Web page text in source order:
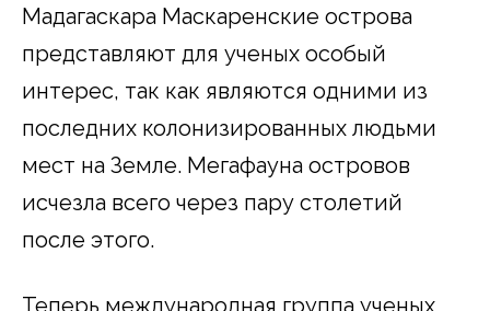
Мадагаскара Маскаренские острова
представляют для ученых особый
интерес, так как являются одними из
последних колонизированных людьми
мест на Земле. Мегафауна островов
исчезла всего через пару столетий
после этого.
Теперь международная группа ученых